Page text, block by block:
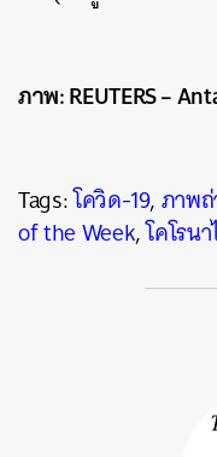
ภาพ: REUTERS –
Tags:โควิด-19,ภาพ
of the Week,โคโรน
SHARE